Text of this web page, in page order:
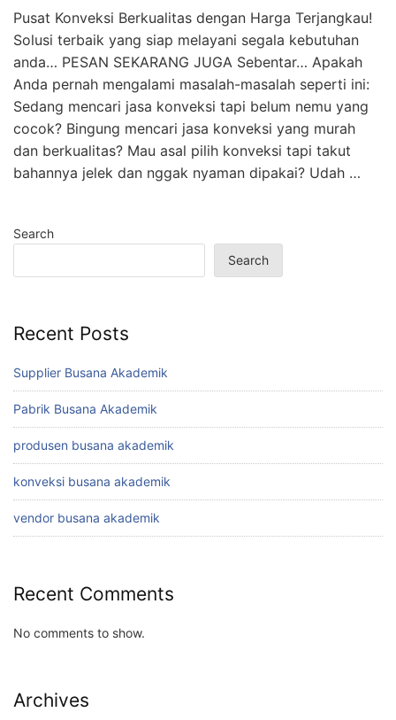
Pusat Konveksi Berkualitas dengan Harga Terjangkau!
Solusi terbaik yang siap melayani segala kebutuhan
anda… PESAN SEKARANG JUGA Sebentar… Apakah
Anda pernah mengalami masalah-masalah seperti ini:
Sedang mencari jasa konveksi tapi belum nemu yang
cocok? Bingung mencari jasa konveksi yang murah
dan berkualitas? Mau asal pilih konveksi tapi takut
bahannya jelek dan nggak nyaman dipakai? Udah …
Search
Search
Recent Posts
Supplier Busana Akademik
Pabrik Busana Akademik
produsen busana akademik
konveksi busana akademik
vendor busana akademik
Recent Comments
No comments to show.
Archives